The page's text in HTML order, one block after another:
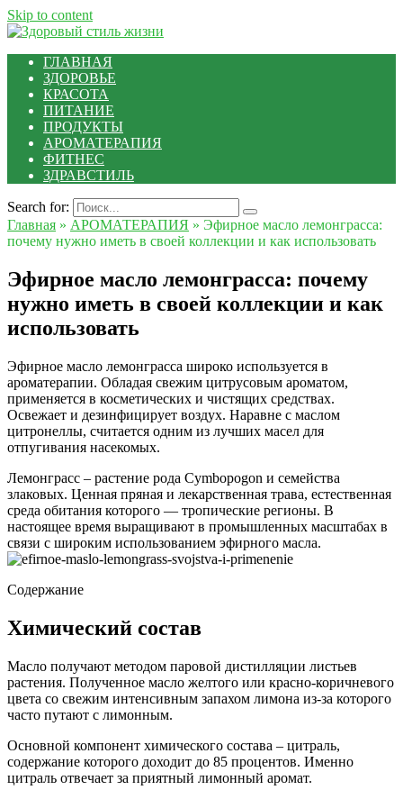
Skip to content
ГЛАВНАЯ
ЗДОРОВЬЕ
КРАСОТА
ПИТАНИЕ
ПРОДУКТЫ
АРОМАТЕРАПИЯ
ФИТНЕС
ЗДРАВСТИЛЬ
Search for:
Главная » АРОМАТЕРАПИЯ » Эфирное масло лемонграсса:
почему нужно иметь в своей коллекции и как использовать
Эфирное масло лемонграсса: почему
нужно иметь в своей коллекции и как
использовать
Эфирное масло лемонграсса широко используется в
ароматерапии. Обладая свежим цитрусовым ароматом,
применяется в косметических и чистящих средствах.
Освежает и дезинфицирует воздух. Наравне с маслом
цитронеллы, считается одним из лучших масел для
отпугивания насекомых.
Лемонграсс – растение рода Cymbopogon и семейства
злаковых. Ценная пряная и лекарственная трава, естественная
среда обитания которого — тропические регионы. В
настоящее время выращивают в промышленных масштабах в
связи с широким использованием эфирного масла.
Содержание
Химический состав
Масло получают методом паровой дистилляции листьев
растения. Полученное масло желтого или красно-коричневого
цвета со свежим интенсивным запахом лимона из-за которого
часто путают с лимонным.
Основной компонент химического состава – цитраль,
содержание которого доходит до 85 процентов. Именно
цитраль отвечает за приятный лимонный аромат.